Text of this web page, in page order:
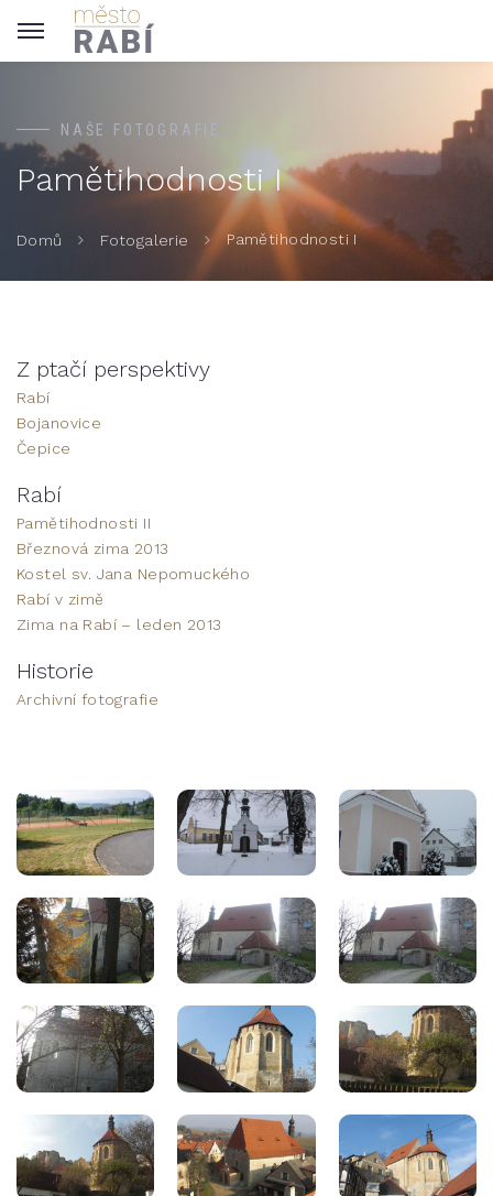
NAŠE FOTOGRAFIE
Pamětihodnosti I
Domů Fotogalerie Pamětihodnosti I
Z ptačí perspektivy
Rabí
Bojanovice
Čepice
Rabí
Pamětihodnosti II
Březnová zima 2013
Kostel sv. Jana Nepomuckého
Rabí v zimě
Zima na Rabí – leden 2013
Historie
Archivní fotografie